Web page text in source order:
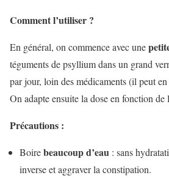
Comment l’utiliser ?
En général, on commence avec une
téguments de psyllium dans un grand
par jour, loin des médicaments (il peut
On adapte ensuite la dose en fonction de
Précautions :
Boirebeaucoup d’eau : sans
inverse et aggraver la constipation.